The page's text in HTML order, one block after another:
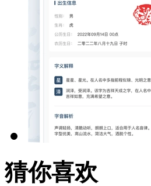
猜你喜欢